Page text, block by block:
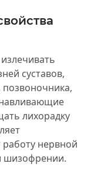
суставов,
лихорадку
нервной
шизофрении.